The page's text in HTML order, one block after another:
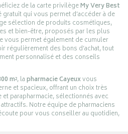
de la carte privilègeMy Very Best
qui vous permet d’accéder à de
sélection de produits cosmétiques,
et bien-être, proposés par les plus
vous permet également de cumuler
régulièrement des bons d’achat, tout
personnalisé et des conseils
m², lapharmacie Cayeuxvous
et spacieux, offrant un choix très
parapharmacie, sélectionnés avec
Notre équipe de pharmaciens
pour vous conseiller au quotidien,